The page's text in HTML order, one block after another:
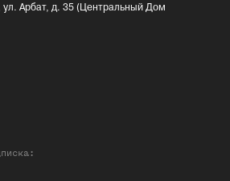
Арбат, д. 35 (Центральный Дом